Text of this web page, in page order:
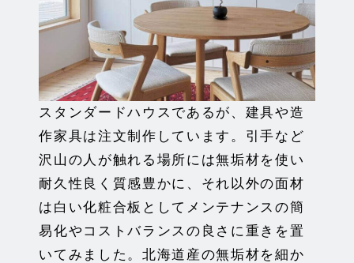
スタンダードハウスであるが、建具や造
作家具は注文制作しています。引手など
沢山の人が触れる場所には無垢材を使い
耐久性良く質感豊かに、それ以外の面材
は白い化粧合板としてメンテナンスの簡
易化やコストバランスの良さに重きを置
いてみました。北海道産の無垢材を細か